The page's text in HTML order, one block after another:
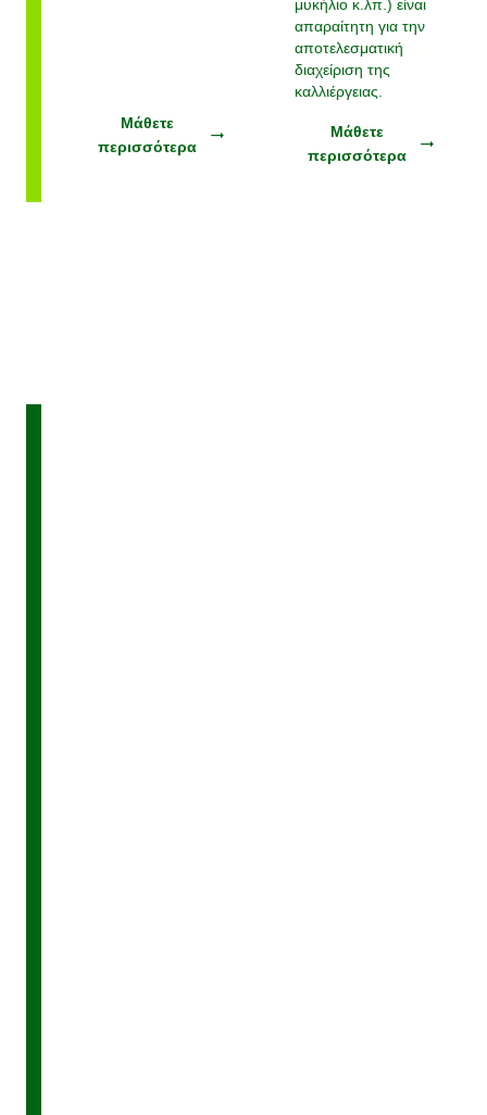
Μάθετε
περισσότερα
μυκήλιο κ.λπ.) είναι
απαραίτητη για την
αποτελεσματική
διαχείριση της
καλλιέργειας.
Μάθετε
περισσότερα